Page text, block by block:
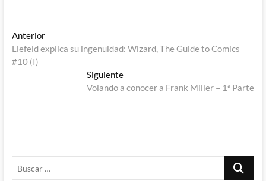
Navegación
de
AnteriorEntrada
anterior:
Liefeld explica su ingenuidad: Wizard, The Guide to Comics
#10 (I)
SiguienteEntrada
siguiente:
Volando a conocer a Frank Miller – 1ª Parte
Buscar